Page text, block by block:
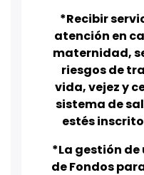
*Recibir
atención en
maternidad,
riesgos de
vida, vejez y
sistema de
estés inscrito,
*La gestión
de Fondos